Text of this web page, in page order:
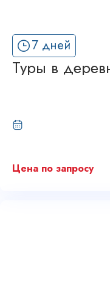
7 дней
Туры в
Цена по запросу